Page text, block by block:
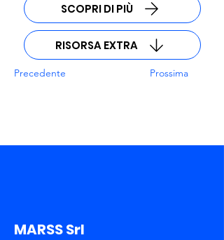
SCOPRI DI PIÙ
RISORSA EXTRA
Precedente Prossima
MARSS Srl